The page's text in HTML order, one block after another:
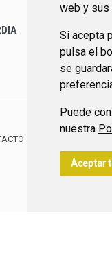
web y
Si acepta
pulsa el
se
Puede
nuestra
Aceptar
CANAL